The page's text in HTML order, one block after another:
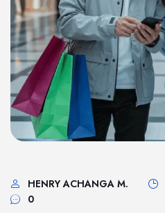
HENRY ACHANGA M.
0